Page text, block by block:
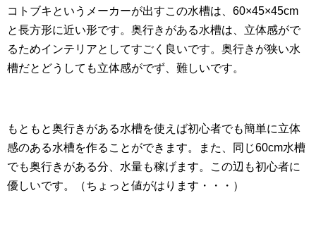
コトブキというメーカーが出すこの水槽は、60×45×45cm
と長方形に近い形です。奥行きがある水槽は、立体感がで
るためインテリアとしてすごく良いです。奥行きが狭い水
槽だとどうしても立体感がでず、難しいです。
もともと奥行きがある水槽を使えば初心者でも簡単に立体
感のある水槽を作ることができます。また、同じ60cm水槽
でも奥行きがある分、水量も稼げます。この辺も初心者に
優しいです。（ちょっと値がはります・・・）